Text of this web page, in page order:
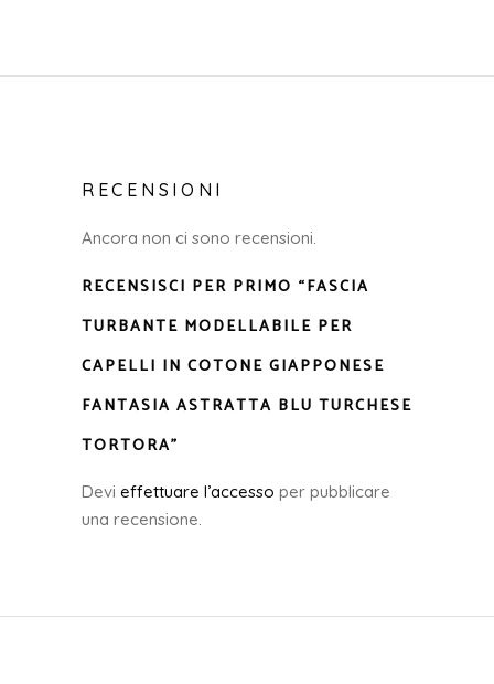
RECENSIONI
Ancora non ci sono recensioni.
RECENSISCI PER PRIMO “FASCIA
TURBANTE MODELLABILE PER
CAPELLI IN COTONE GIAPPONESE
FANTASIA ASTRATTA BLU TURCHESE
TORTORA”
Devi effettuare l’accesso per pubblicare
una recensione.